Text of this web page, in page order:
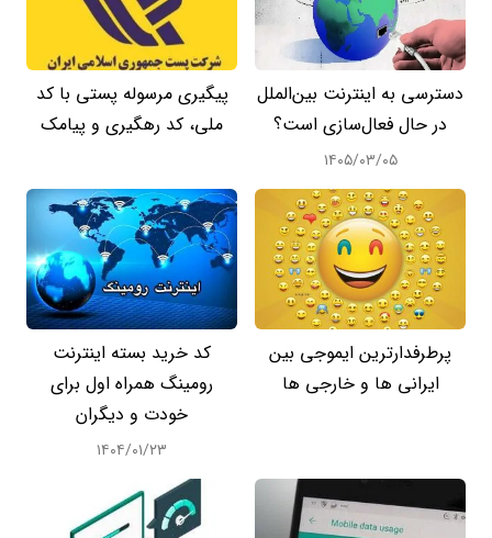
دسترسی به اینترنت بین‌الملل
در حال فعال‌سازی است؟
۱۴۰۵/۰۳/۰۵
پیگیری مرسوله پستی با کد
ملی، کد رهگیری و پیامک
پرطرفدارترین ایموجی بین
ایرانی ها و خارجی ها
کد خرید بسته اینترنت
رومینگ همراه اول برای
خودت و دیگران
۱۴۰۴/۰۱/۲۳